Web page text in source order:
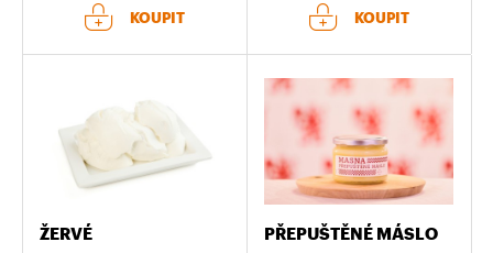
KOUPIT KOUPIT
ŽERVÉ PŘEPUŠTĚNÉ MÁSLO